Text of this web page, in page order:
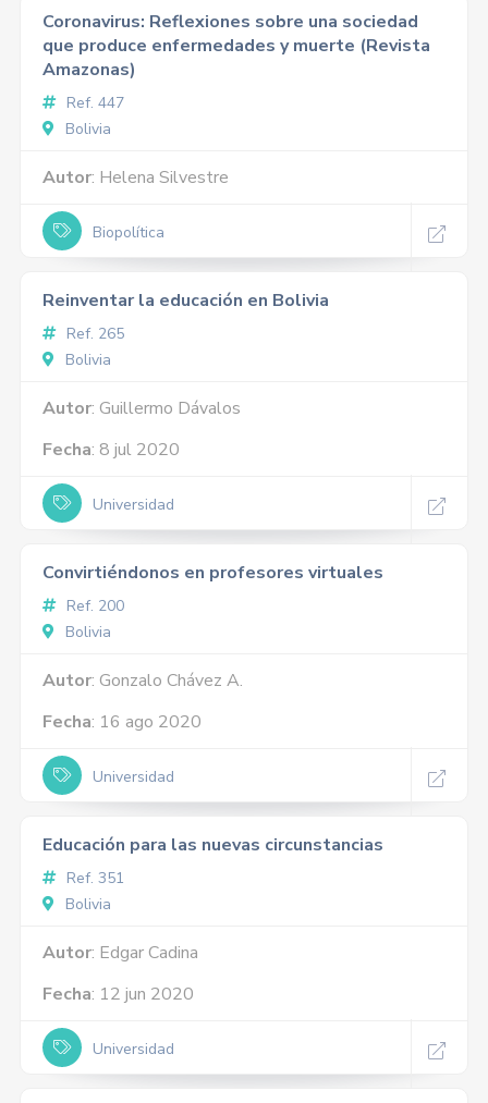
Coronavirus: Reflexiones sobre una sociedad
que produce enfermedades y muerte (Revista
Amazonas)
Ref. 447
Bolivia
Autor: Helena Silvestre
Biopolítica
Reinventar la educación en Bolivia
Ref. 265
Bolivia
Autor: Guillermo Dávalos
Fecha: 8 jul 2020
Universidad
Convirtiéndonos en profesores virtuales
Ref. 200
Bolivia
Autor: Gonzalo Chávez A.
Fecha: 16 ago 2020
Universidad
Educación para las nuevas circunstancias
Ref. 351
Bolivia
Autor: Edgar Cadina
Fecha: 12 jun 2020
Universidad